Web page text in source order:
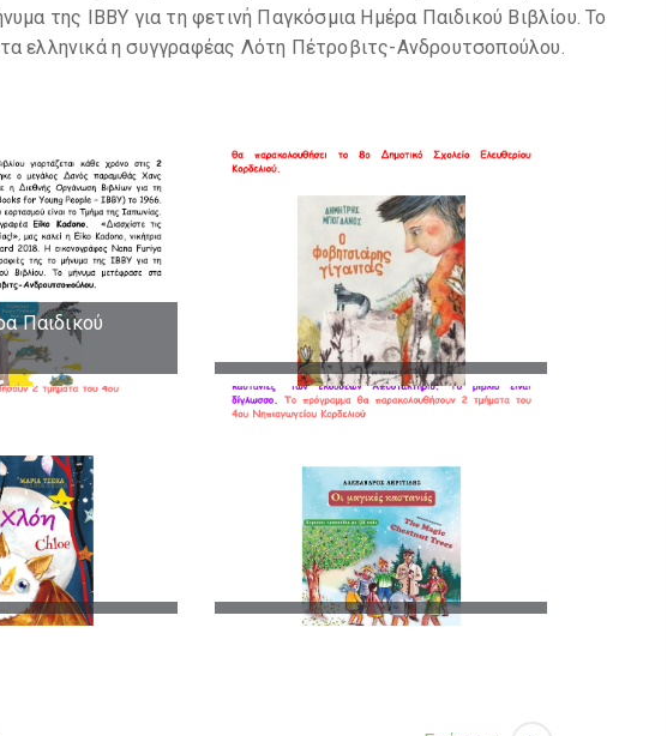
της ΙΒΒΥ για τη φετινή Παγκόσμια Ημέρα Παιδικού Βιβλίου. Το
ελληνικά η συγγραφέας Λότη Πέτροβιτς-Ανδρουτσοπούλου.
Παιδικού